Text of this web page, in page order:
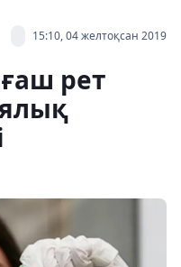
15:10, 04 желтоқсан 2019
рет